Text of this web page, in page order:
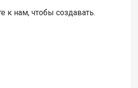
к нам, чтобы создавать.